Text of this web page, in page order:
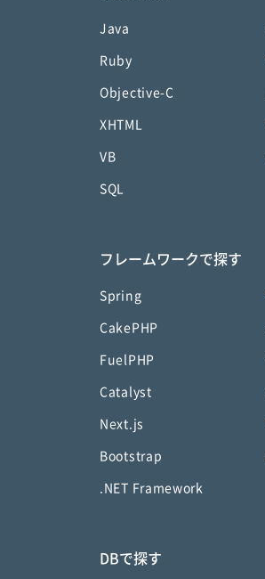
Java
Ruby
Objective-C
XHTML
VB
SQL
フレームワークで探す
Spring
CakePHP
FuelPHP
Catalyst
Next.js
Bootstrap
.NET Framework
DBで探す